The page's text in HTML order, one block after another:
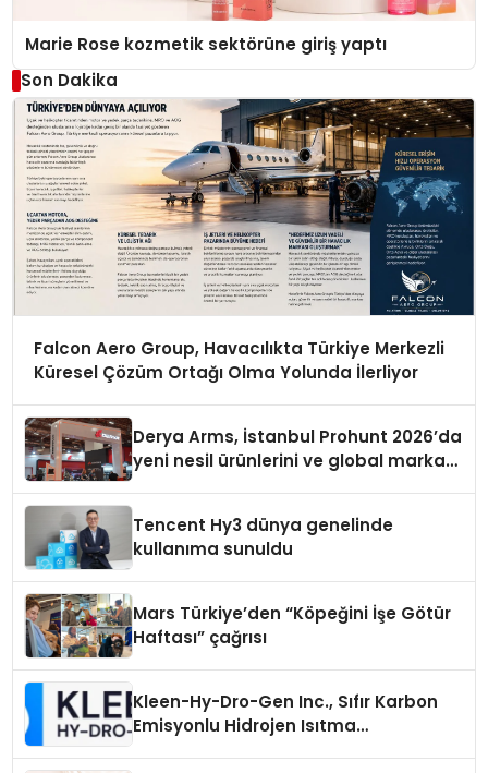
Marie Rose kozmetik sektörüne giriş yaptı
Son Dakika
Falcon Aero Group, Havacılıkta Türkiye Merkezli
Küresel Çözüm Ortağı Olma Yolunda İlerliyor
Derya Arms, İstanbul Prohunt 2026’da
yeni nesil ürünlerini ve global marka
Tencent Hy3 dünya genelinde
kullanıma sunuldu
Mars Türkiye’den “Köpeğini İşe Götür
Haftası” çağrısı
Kleen-Hy-Dro-Gen Inc., Sıfır Karbon
Emisyonlu Hidrojen Isıtma